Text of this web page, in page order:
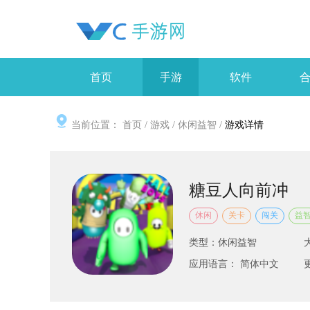
首页 手游 软件
当前位置： 首页 / 游戏 / 休闲益智 / 游戏详情
糖豆人向前冲
休闲 关卡 闯关 益
类型：休闲益智
应用语言： 简体中文